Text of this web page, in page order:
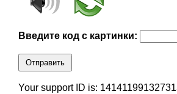
Введите код с картинки:
Отправить
Your support ID is: